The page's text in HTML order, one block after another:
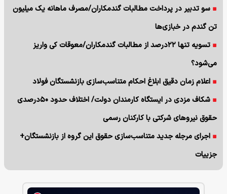
سو تدبیر در پرداخت مطالبات گندمکاران/مصرف ماهانه یک میلیون
تن گندم در خبازی‌ها
تسویه تنها ۲۲درصد از مطالبات گندمکاران/معوقات کی واریز
می‌شود؟
اعلام زمان دقیق ابلاغ احکام متناسب‌سازی بازنشستگان فولاد
شکاف مزدی در ایستگاه کارمندان دولت/ اختلاف حدود ۵۰درصدی
حقوق نیروهای شرکتی با کارکنان رسمی
اجرای مرجله جدید متناسب‌سازی حقوق این گروه از بازنشستگان+
جزییات